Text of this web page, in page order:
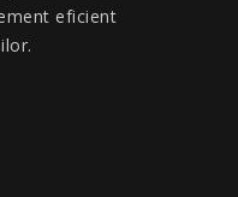
eficient